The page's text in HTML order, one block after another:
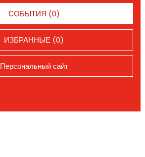
СОБЫТИЯ (0)
ИЗБРАННЫЕ (0)
Персональный сайт